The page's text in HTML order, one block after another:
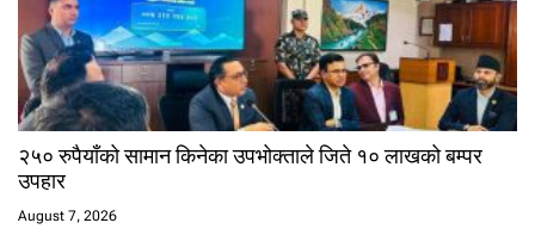
२५० रुपैयाँको सामान किनेका उपभोक्ताले जिते १० लाखको बम्पर
उपहार
August 7, 2026